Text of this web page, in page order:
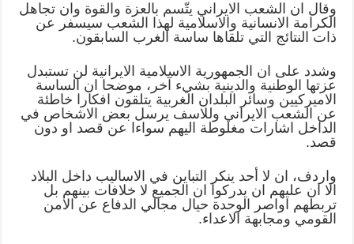
وقال ان الشعب الايراني يتّسم بالعزة والقوة وان تجاهل
الكرامة الانسانية والاسلامية لهذا الشعب سيسفر عن
ذات النتائج التي تلقاها ساسة الغرب السابقون.
وشدد على ان الجمهورية الاسلامية الايرانية لن تستبدل
عزتها الوطنية والدينية بشيء آخر، موضحا ان الساسة
الاميركيين وسائر البلدان الغربية يتلقون افكارا خاطئة
عن الشعب الايراني وللاسف يرسل بعض الاشخاص في
الداخل اشارات مغلوطة اليهم سواءا عن قصد او دون
قصد.
واردف، ان لا أحد ينكر التباين في الاساليب داخل البلاد
الا ان عليهم ان يدركوا ان الجميع لا خلافات بينهم بل
تربطهم اواصر الوحدة حيال مجالي الدفاع عن الامن
القومي ومجابهة الاعداء.